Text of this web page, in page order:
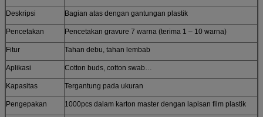
Deskripsi Bagian atas dengan gantungan plastik
Pencetakan Pencetakan gravure 7 warna (terima 1 – 10 warna)
Fitur Tahan debu, tahan lembab
Aplikasi Cotton buds, cotton swab…
Kapasitas Tergantung pada ukuran
Pengepakan 1000pcs dalam karton master dengan lapisan film plastik